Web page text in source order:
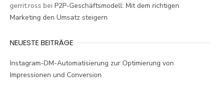
gerrit.ross bei P2P-Geschäftsmodell: Mit dem richtigen
Marketing den Umsatz steigern
NEUESTE BEITRÄGE
Instagram-DM-Automatisierung zur Optimierung von
Impressionen und Conversion